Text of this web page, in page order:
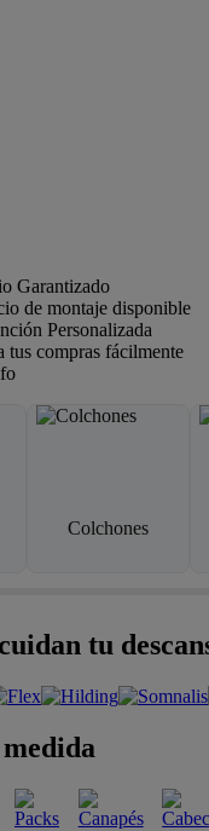
Garantizado
de montaje disponible
Personalizada
tus compras fácilmente
Colchones
tu